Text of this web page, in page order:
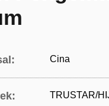
Cina
TRUSTAR/